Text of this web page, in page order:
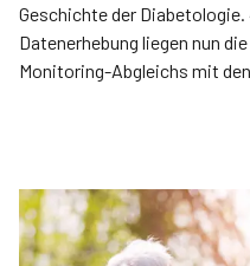
Geschichte der
Datenerhebung liegen nun
Monitoring-Abgleichs mit